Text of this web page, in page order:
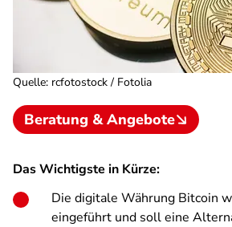
Quelle: rcfotostock / Fotolia
Beratung & Angebote
Das Wichtigste in Kürze:
Die digitale Währung Bitcoin
eingeführt und soll eine